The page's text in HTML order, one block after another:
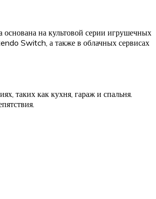
на культовой серии игрушечных
Switch, а также в облачных сервисах
таких как кухня, гараж и спальня.